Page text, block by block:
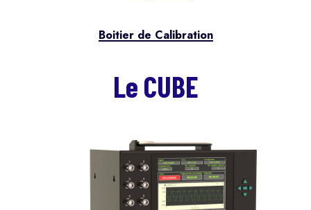
Boitier de Calibration
Le CUBE